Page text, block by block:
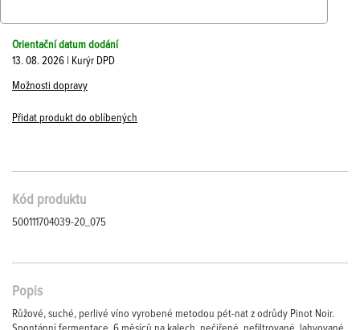
Orientační datum dodání
13. 08. 2026 | Kurýr DPD
Možnosti dopravy
Přidat produkt do oblíbených
Kód produktu
500111704039-20_075
Popis
Růžové, suché, perlivé víno vyrobené metodou pét-nat z odrůdy Pinot Noir.